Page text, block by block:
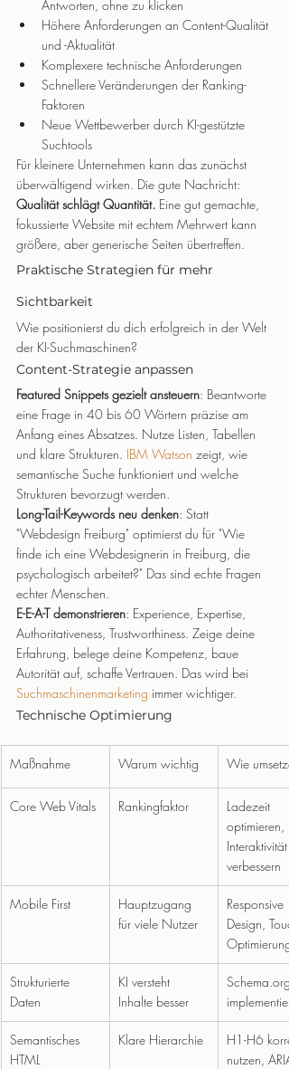
Antworten, ohne zu klicken
Höhere Anforderungen an Content-Qualität
und -Aktualität
Komplexere technische Anforderungen
Schnellere Veränderungen der Ranking-
Faktoren
Neue Wettbewerber durch KI-gestützte
Suchtools
Für kleinere Unternehmen kann das zunächst
überwältigend wirken. Die gute Nachricht:
Qualität schlägt Quantität. Eine gut gemachte,
fokussierte Website mit echtem Mehrwert kann
größere, aber generische Seiten übertreffen.
Praktische Strategien für mehr
Sichtbarkeit
Wie positionierst du dich erfolgreich in der Welt
der KI-Suchmaschinen?
Content-Strategie anpassen
Featured Snippets gezielt ansteuern: Beantworte
eine Frage in 40 bis 60 Wörtern präzise am
Anfang eines Absatzes. Nutze Listen, Tabellen
und klare Strukturen. IBM Watson zeigt, wie
semantische Suche funktioniert und welche
Strukturen bevorzugt werden.
Long-Tail-Keywords neu denken: Statt
"Webdesign Freiburg" optimierst du für "Wie
finde ich eine Webdesignerin in Freiburg, die
psychologisch arbeitet?" Das sind echte Fragen
echter Menschen.
E-E-A-T demonstrieren: Experience, Expertise,
Authoritativeness, Trustworthiness. Zeige deine
Erfahrung, belege deine Kompetenz, baue
Autorität auf, schaffe Vertrauen. Das wird bei
Suchmaschinenmarketing immer wichtiger.
Technische Optimierung
Maßnahme Warum wichtig Wie
Core Web Vitals Rankingfaktor
Ladezeit
optimieren,
Interaktivität
verbessern
Mobile First
Hauptzugang
für viele Nutzer
Responsive
Design,
Optimierung
Strukturierte
Daten
KI versteht
Inhalte besser
Schema.org
Semantisches
HTML
Klare Hierarchie
H1-H6
nutzen, ARIA-